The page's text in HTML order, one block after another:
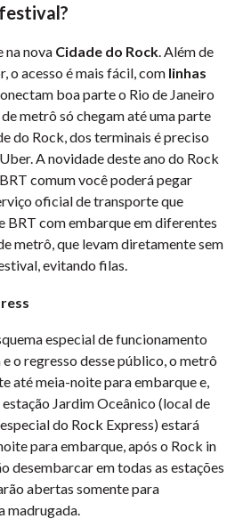
na nova Cidade do Rock. Além de
o acesso é mais fácil, com linhas
boa parte o Rio de Janeiro
metrô só chegam até uma parte
do Rock, dos terminais é preciso
A novidade deste ano do Rock
comum você poderá pegar
oficial de transporte que
BRT com embarque em diferentes
metrô, que levam diretamente sem
evitando filas.
especial de funcionamento
o regresso desse público, o metrô
até meia-noite para embarque e,
Jardim Oceânico (local de
do Rock Express) estará
para embarque, após o Rock in
desembarcar em todas as estações
abertas somente para
madrugada.